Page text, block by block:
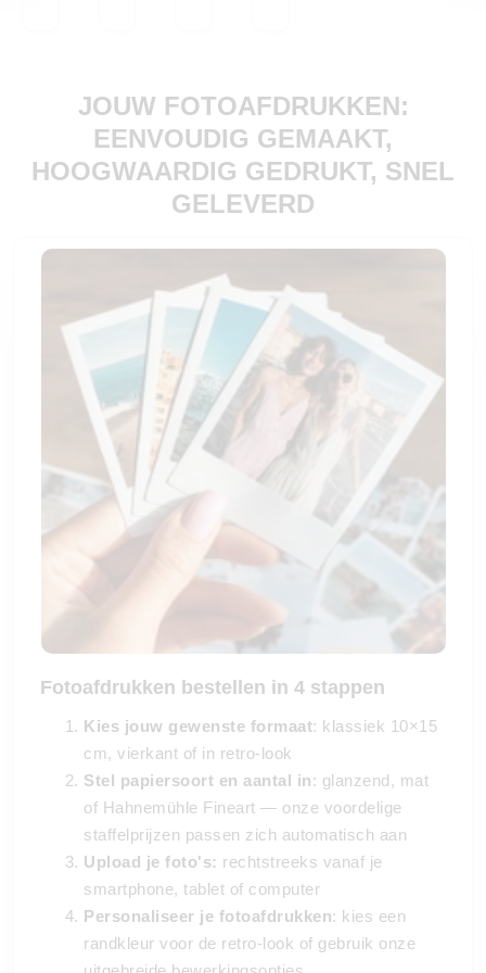
JOUW FOTOAFDRUKKEN:
EENVOUDIG GEMAAKT,
HOOGWAARDIG GEDRUKT, SNEL
GELEVERD
Fotoafdrukken bestellen in 4 stappen
Kies jouw gewenste formaat: klassiek 10×15
cm, vierkant of in retro-look
Stel papiersoort en aantal in: glanzend, mat
of Hahnemühle Fineart — onze voordelige
staffelprijzen passen zich automatisch aan
Upload je foto's: rechtstreeks vanaf je
smartphone, tablet of computer
Personaliseer je fotoafdrukken: kies een
randkleur voor de retro-look of gebruik onze